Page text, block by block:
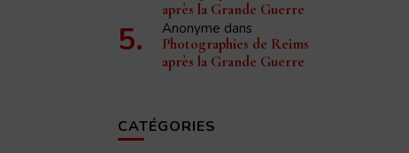
après la Grande Guerre
Anonyme dans
Photographies de Reims
après la Grande Guerre
CATÉGORIES